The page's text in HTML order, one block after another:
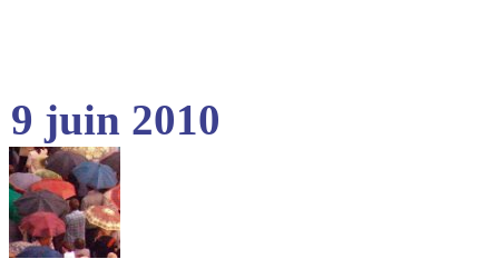
9 juin 2010